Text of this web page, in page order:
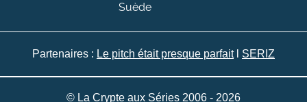
Suède
Partenaires : Le pitch était presque parfaitl SERIZ
© La Crypte aux Séries 2006 - 2026